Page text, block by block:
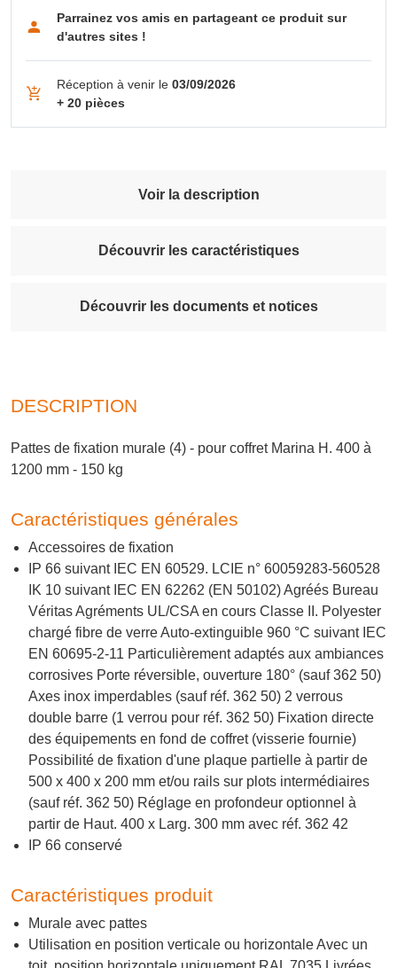
Réception à venir le03/09/2026
+ 20 pièces
Parrainez vos amis en partageant ce produit sur
d'autres sites !
Voir la description
Découvrir les caractéristiques
Découvrir les documents et notices
DESCRIPTION
Pattes de fixation murale (4) - pour coffret Marina H. 400 à
1200 mm - 150 kg
Caractéristiques générales
Accessoires de fixation
IP 66 suivant IEC EN 60529. LCIE n° 60059283-560528
IK 10 suivant IEC EN 62262 (EN 50102) Agréés Bureau
Véritas Agréments UL/CSA en cours Classe II. Polyester
chargé fibre de verre Auto-extinguible 960 °C suivant IEC
EN 60695-2-11 Particulièrement adaptés aux ambiances
corrosives Porte réversible, ouverture 180° (sauf 362 50)
Axes inox imperdables (sauf réf. 362 50) 2 verrous
double barre (1 verrou pour réf. 362 50) Fixation directe
des équipements en fond de coffret (visserie fournie)
Possibilité de fixation d'une plaque partielle à partir de
500 x 400 x 200 mm et/ou rails sur plots intermédiaires
(sauf réf. 362 50) Réglage en profondeur optionnel à
partir de Haut. 400 x Larg. 300 mm avec réf. 362 42
IP 66 conservé
Caractéristiques produit
Murale avec pattes
Utilisation en position verticale ou horizontale Avec un